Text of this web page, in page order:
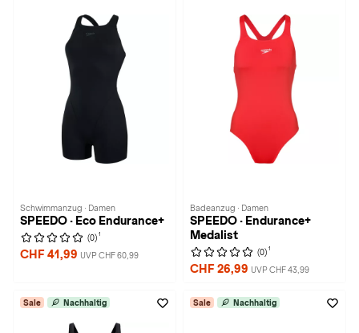
Schwimmanzug · Damen
SPEEDO · Eco Endurance+
(0) 1
CHF 41,99 UVP CHF 60,99
Badeanzug · Damen
SPEEDO · Endurance+
Medalist
(0) 1
CHF 26,99 UVP CHF 43,99
Sale Nachhaltig Sale Nachhaltig